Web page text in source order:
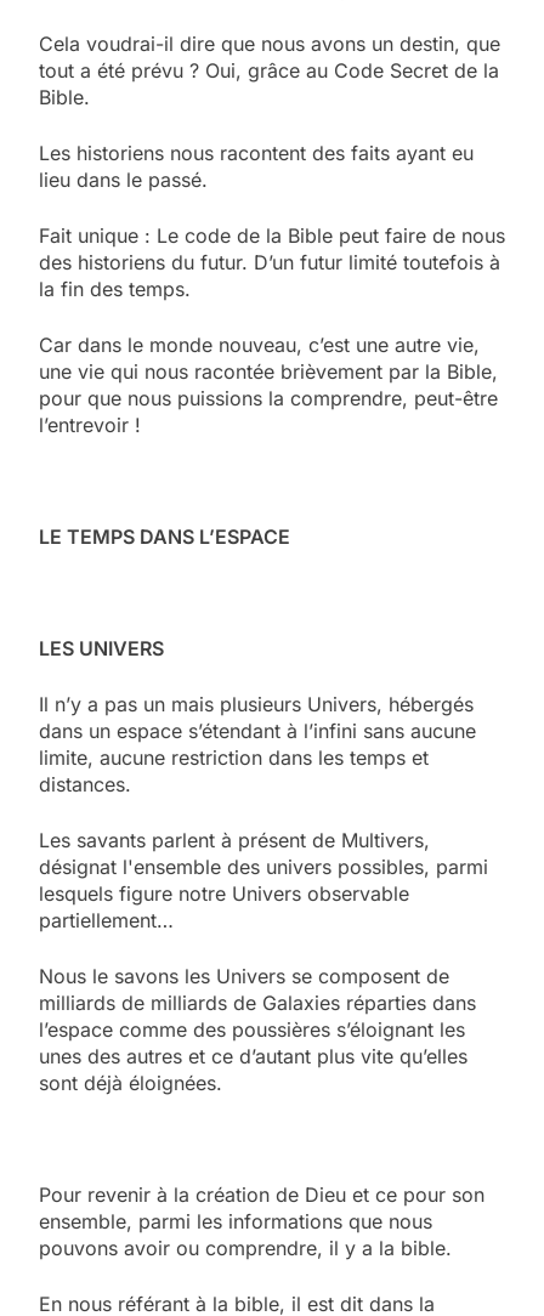
Cela voudrai-il dire que nous avons un destin, que
tout a été prévu ? Oui, grâce au Code Secret de la
Bible.
Les historiens nous racontent des faits ayant eu
lieu dans le passé.
Fait unique : Le code de la Bible peut faire de nous
des historiens du futur. D’un futur limité toutefois à
la fin des temps.
Car dans le monde nouveau, c’est une autre vie,
une vie qui nous racontée brièvement par la Bible,
pour que nous puissions la comprendre, peut-être
l’entrevoir !
LE TEMPS DANS L’ESPACE
LES UNIVERS
Il n’y a pas un mais plusieurs Univers, hébergés
dans un espace s’étendant à l’infini sans aucune
limite, aucune restriction dans les temps et
distances.
Les savants parlent à présent de Multivers,
désignat l'ensemble des univers possibles, parmi
lesquels figure notre Univers observable
partiellement…
Nous le savons les Univers se composent de
milliards de milliards de Galaxies réparties dans
l’espace comme des poussières s’éloignant les
unes des autres et ce d’autant plus vite qu’elles
sont déjà éloignées.
Pour revenir à la création de Dieu et ce pour son
ensemble, parmi les informations que nous
pouvons avoir ou comprendre, il y a la bible.
En nous référant à la bible, il est dit dans la